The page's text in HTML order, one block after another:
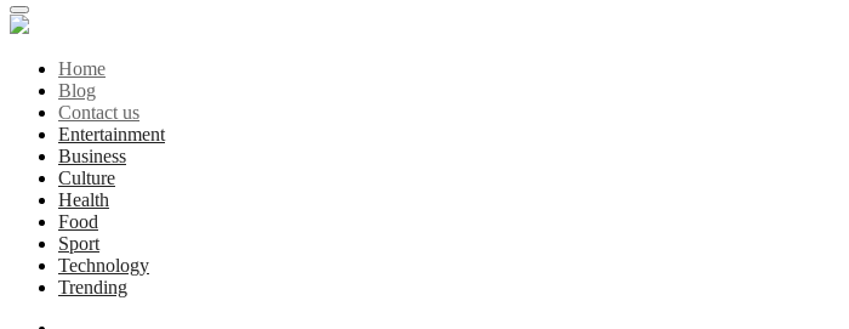
Home
Blog
Contact us
Entertainment
Business
Culture
Health
Food
Sport
Technology
Trending